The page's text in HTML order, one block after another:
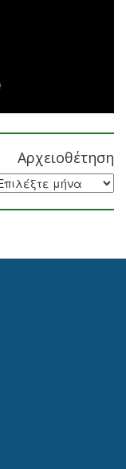
Αρχειοθέτηση